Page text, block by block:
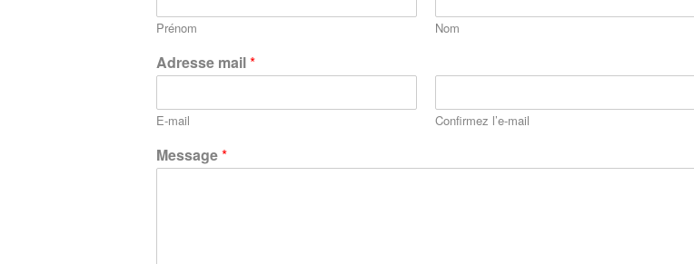
Prénom Nom
Adresse mail*
E-mail Confirmez l’e-mail
Message*